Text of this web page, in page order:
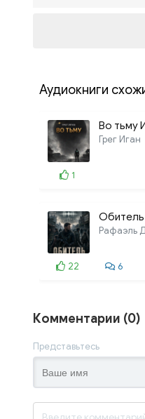
Аудиокниги
Во тьму
Грег Иган
1
Рафаэль
22 6
Комментарии (0)
Представьтесь